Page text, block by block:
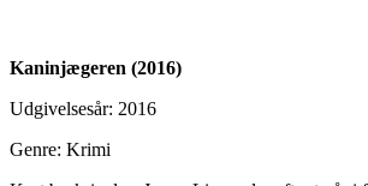
Kaninjægeren (2016)
Udgivelsesår: 2016
Genre: Krimi